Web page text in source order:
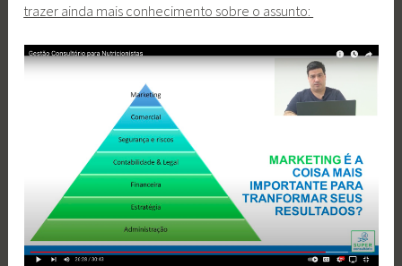
trazer ainda mais conhecimento sobre o assunto: